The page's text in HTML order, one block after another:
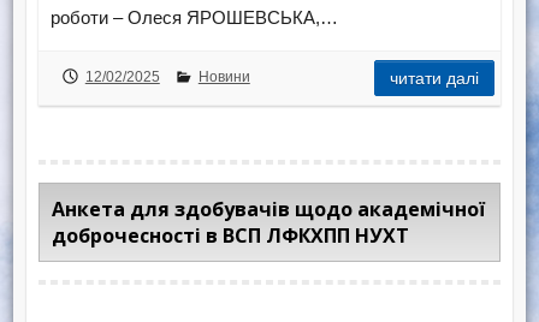
роботи – Олеся ЯРОШЕВСЬКА,…
12/02/2025 Новини читати далі
Анкета для здобувачів щодо академічної
доброчесності в ВСП ЛФКХПП НУХТ